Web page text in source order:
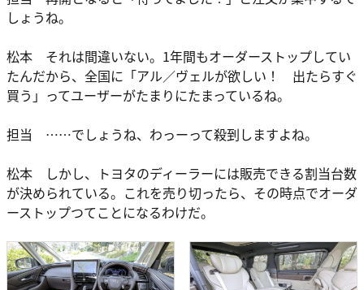
しょうね。
松本 それは間違いない。1年間もオーダーストップしてい
たんだから、全国に「アル／ヴェルが欲しい！ 出たらすぐ
買う」ってユーザーがたまりにたまっているね。
担当 ……でしょうね、わっーって殺到しますよね。
松本 しかし、トヨタのディーラーには販売できる割当台数
が決められている。これを売り切ったら、その時点でオーダ
ーストップつてことになるわけだ。